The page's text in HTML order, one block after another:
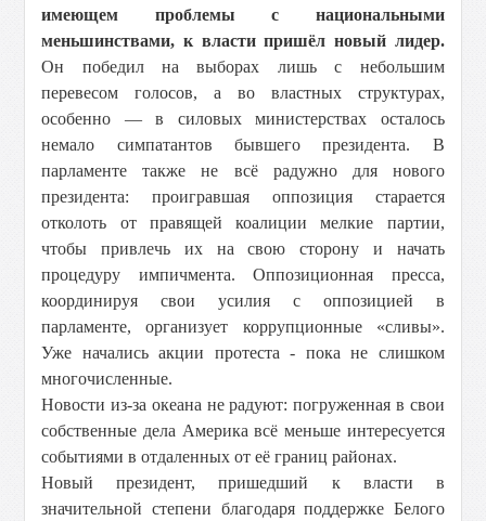
имеющем проблемы с национальными
меньшинствами, к власти пришёл новый лидер.
Он победил на выборах лишь с небольшим
перевесом голосов, а во властных структурах,
особенно — в силовых министерствах осталось
немало симпатантов бывшего президента. В
парламенте также не всё радужно для нового
президента: проигравшая оппозиция старается
отколоть от правящей коалиции мелкие партии,
чтобы привлечь их на свою сторону и начать
процедуру импичмента. Оппозиционная пресса,
координируя свои усилия с оппозицией в
парламенте, организует коррупционные «сливы».
Уже начались акции протеста - пока не слишком
многочисленные.
Новости из-за океана не радуют: погруженная в свои
собственные дела Америка всё меньше интересуется
событиями в отдаленных от её границ районах.
Новый президент, пришедший к власти в
значительной степени благодаря поддержке Белого